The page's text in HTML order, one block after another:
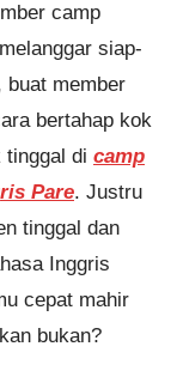
camp
siap-
buat member
bertahap kok
tinggal di camp
Pare. Justru
tinggal dan
Inggris
cepat mahir
bukan?